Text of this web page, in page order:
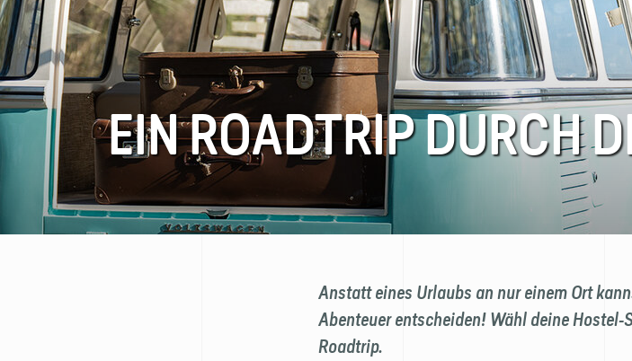
GRUPPEN
MEHR
Kontakt
EIN ROADTRIP DURCH
Anstatt eines Urlaubs an nur einem Ort
Abenteuer entscheiden! Wähl deine
Roadtrip.